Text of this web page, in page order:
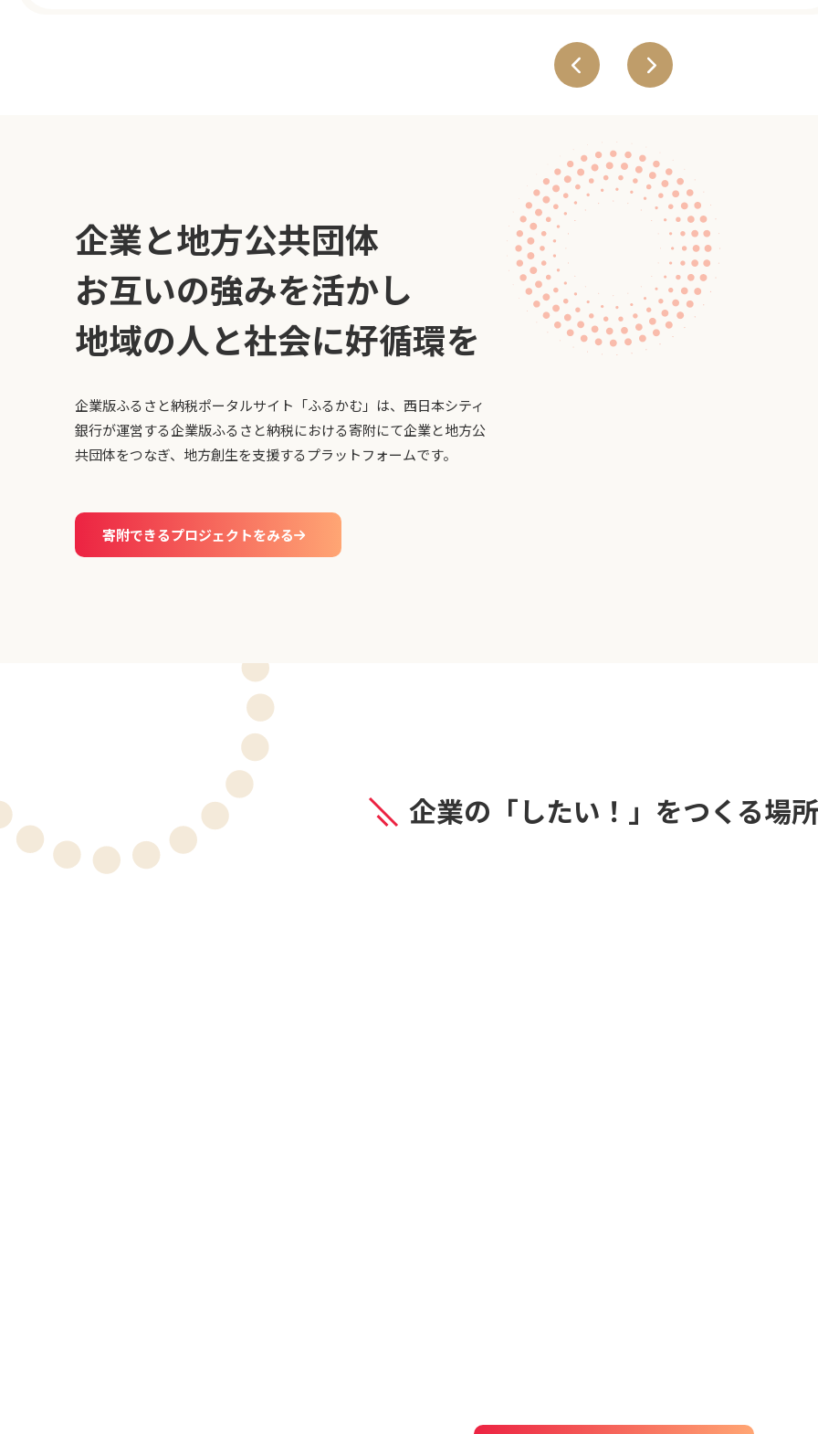
企業と地方公共団体
お互いの強みを活かし
地域の人と社会に好循環を
企業版ふるさと納税ポータルサイト「ふるかむ」は、西日本シティ
銀行が運営する企業版ふるさと納税における寄附にて企業と地方公
共団体をつなぎ、地方創生を支援するプラットフォームです。
寄附できるプロジェクトをみる
企業の「したい！」をつくる場所